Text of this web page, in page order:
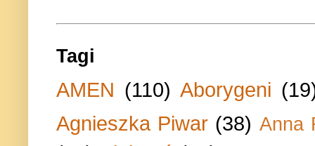
Tagi
AMEN (110) Aborygeni
Agnieszka Piwar (38) Anna